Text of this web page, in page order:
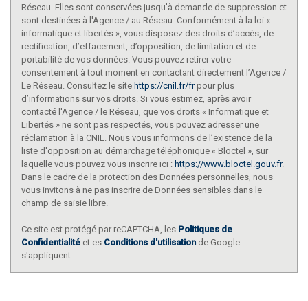
Réseau. Elles sont conservées jusqu'à demande de suppression et
sont destinées à l'Agence / au Réseau. Conformément à la loi «
informatique et libertés », vous disposez des droits d’accès, de
rectification, d’effacement, d’opposition, de limitation et de
portabilité de vos données. Vous pouvez retirer votre
consentement à tout moment en contactant directement l’Agence /
Le Réseau. Consultez le site https://cnil.fr/frpour plus
d’informations sur vos droits. Si vous estimez, après avoir
contacté l'Agence / le Réseau, que vos droits « Informatique et
Libertés » ne sont pas respectés, vous pouvez adresser une
réclamation à la CNIL. Nous vous informons de l’existence de la
liste d'opposition au démarchage téléphonique « Bloctel », sur
laquelle vous pouvez vous inscrire ici : https://www.bloctel.gouv.fr.
Dans le cadre de la protection des Données personnelles, nous
vous invitons à ne pas inscrire de Données sensibles dans le
champ de saisie libre.
Ce site est protégé par reCAPTCHA, les Politiques de
Confidentialité et es Conditions d'utilisation de Google
s'appliquent.